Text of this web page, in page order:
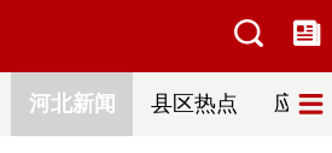
河北新闻 县区热点 应急